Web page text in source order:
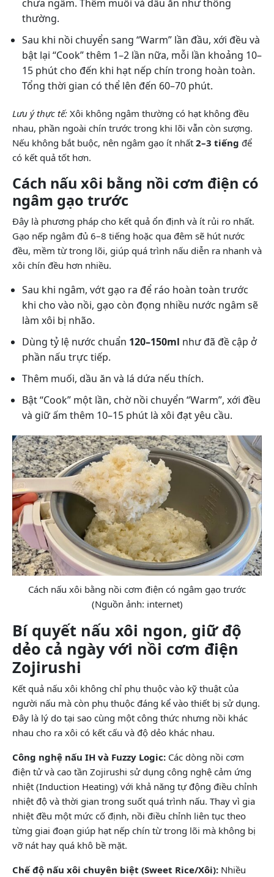
chưa ngâm. Thêm muối và dầu ăn như thông
thường.
Sau khi nồi chuyển sang “Warm” lần đầu, xới đều và
bật lại “Cook” thêm 1–2 lần nữa, mỗi lần khoảng 10–
15 phút cho đến khi hạt nếp chín trong hoàn toàn.
Tổng thời gian có thể lên đến 60–70 phút.
Lưu ý thực tế: Xôi không ngâm thường có hạt không đều
nhau, phần ngoài chín trước trong khi lõi vẫn còn sượng.
Nếu không bắt buộc, nên ngâm gạo ít nhất 2–3 tiếng để
có kết quả tốt hơn.
Cách nấu xôi bằng nồi cơm điện có
ngâm gạo trước
Đây là phương pháp cho kết quả ổn định và ít rủi ro nhất.
Gạo nếp ngâm đủ 6–8 tiếng hoặc qua đêm sẽ hút nước
đều, mềm từ trong lõi, giúp quá trình nấu diễn ra nhanh và
xôi chín đều hơn nhiều.
Sau khi ngâm, vớt gạo ra để ráo hoàn toàn trước
khi cho vào nồi, gạo còn đọng nhiều nước ngâm sẽ
làm xôi bị nhão.
Dùng tỷ lệ nước chuẩn 120–150ml như đã đề cập ở
phần nấu trực tiếp.
Thêm muối, dầu ăn và lá dứa nếu thích.
Bật “Cook” một lần, chờ nồi chuyển “Warm”, xới đều
và giữ ấm thêm 10–15 phút là xôi đạt yêu cầu.
Cách nấu xôi bằng nồi cơm điện có ngâm gạo trước
(Nguồn ảnh: internet)
Bí quyết nấu xôi ngon, giữ độ
dẻo cả ngày với nồi cơm điện
Zojirushi
Kết quả nấu xôi không chỉ phụ thuộc vào kỹ thuật của
người nấu mà còn phụ thuộc đáng kể vào thiết bị sử dụng.
Đây là lý do tại sao cùng một công thức nhưng nồi khác
nhau cho ra xôi có kết cấu và độ dẻo khác nhau.
Công nghệ nấu IH và Fuzzy Logic: Các dòng nồi cơm
điện tử và cao tần Zojirushi sử dụng công nghệ cảm ứng
nhiệt (Induction Heating) với khả năng tự động điều chỉnh
nhiệt độ và thời gian trong suốt quá trình nấu. Thay vì gia
nhiệt đều một mức cố định, nồi điều chỉnh liên tục theo
từng giai đoạn giúp hạt nếp chín từ trong lõi mà không bị
vỡ nát hay quá khô bề mặt.
Chế độ nấu xôi chuyên biệt (Sweet Rice/Xôi): Nhiều